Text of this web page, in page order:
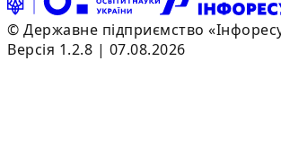
© Державне підприємство
Версія 1.2.8 | 07.08.2026